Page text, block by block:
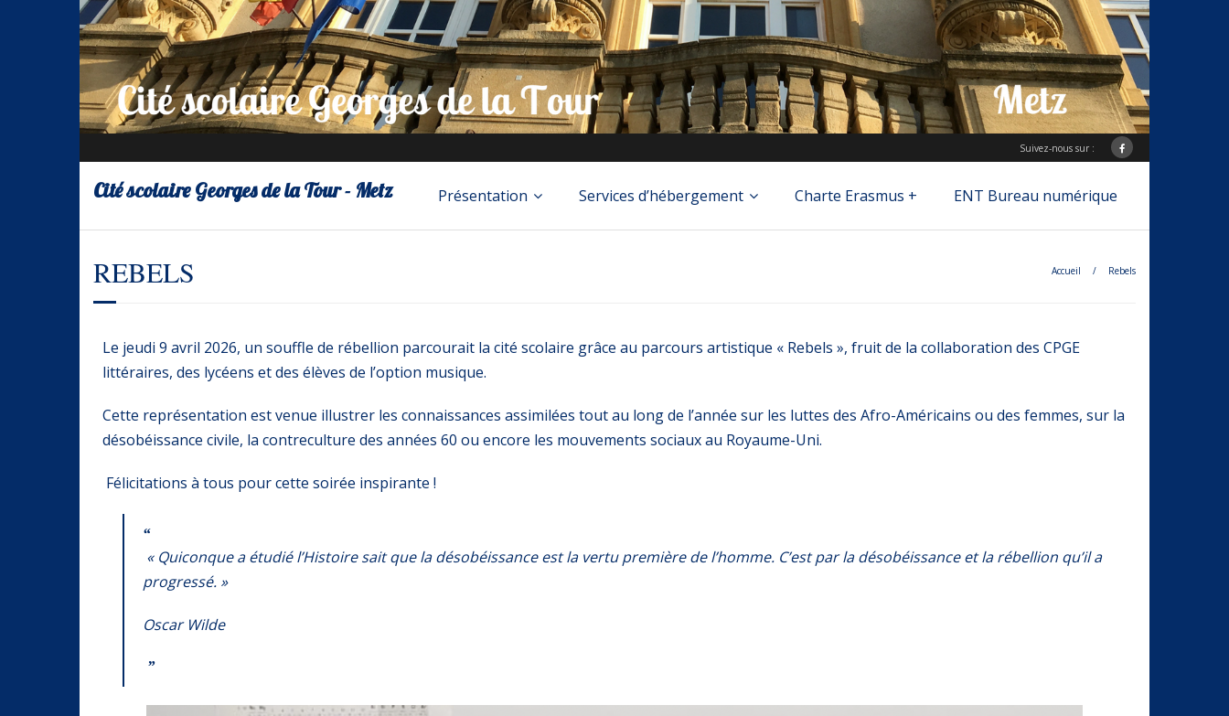
Suivez-nous sur :
Cité scolaire Georges de la Tour - Metz Présentation Services d’hébergement Charte Erasmus + ENT Bureau numérique
REBELS Accueil / Rebels
Le jeudi 9 avril 2026, un souffle de rébellion parcourait la cité scolaire grâce au parcours artistique « Rebels », fruit de la collaboration des CPGE
littéraires, des lycéens et des élèves de l’option musique.
Cette représentation est venue illustrer les connaissances assimilées tout au long de l’année sur les luttes des Afro-Américains ou des femmes, sur la
désobéissance civile, la contreculture des années 60 ou encore les mouvements sociaux au Royaume-Uni.
Félicitations à tous pour cette soirée inspirante !
« Quiconque a étudié l’Histoire sait que la désobéissance est la vertu première de l’homme. C’est par la désobéissance et la rébellion qu’il a
progressé. »
Oscar Wilde